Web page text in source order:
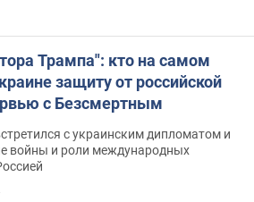
Трампа": кто на самом
защиту от российской
с Безсмертным
с украинским дипломатом и
войны и роли международных